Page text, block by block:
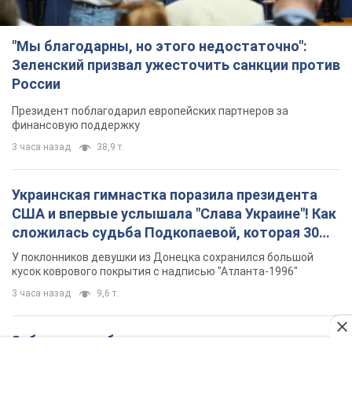
Украинская гимнастка поразила президента
США и впервые услышала "Слава Украине"! Как
сложилась судьба Подкопаевой, которая 30
кусок коврового покрытия с надписью "Атланта-1996"
Заботилась об учениках и поддерживала
учителей: в результате удара РФ по Киевской
области погибли директор киевского лицея, её
муж и внук
8 часов назад 18,7 т.